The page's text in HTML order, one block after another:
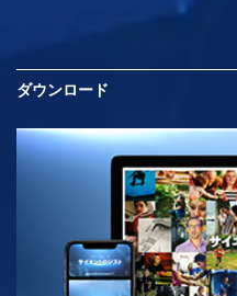
ダウンロード